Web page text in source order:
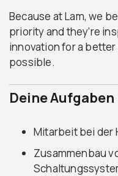
Because at Lam, we
priority and they’re
innovation for a
possible.
Deine Aufgaben
Mitarbeit bei der
Zusammenbau